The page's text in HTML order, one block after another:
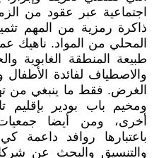
اجتماعية عبر عقود من
ذاكرة رمزية من المهم
المحلي من المواد. ناهيك
طبيعة المنطقة الغابوية
والاصطياف لفائدة الأطفال
الغرض. فقط ما ينبغي من
ومخيم باب بودير بإقليم
أخرى، ومن أيضا
باعتبارها روافد داعمة
والتنسيق والبحث عن